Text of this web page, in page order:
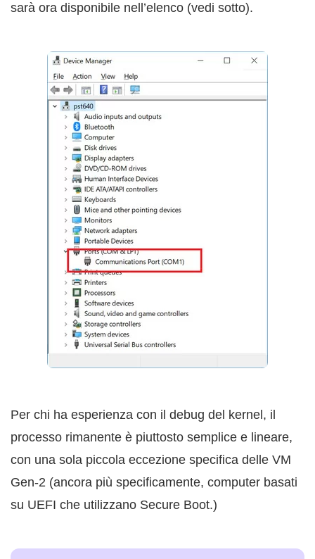
sarà ora disponibile nell’elenco (vedi sotto).
Per chi ha esperienza con il debug del kernel, il
processo rimanente è piuttosto semplice e lineare,
con una sola piccola eccezione specifica delle VM
Gen-2 (ancora più specificamente, computer basati
su UEFI che utilizzano Secure Boot.)